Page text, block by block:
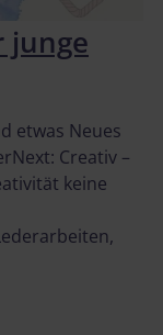
junge
etwas Neues
Creativ –
keine